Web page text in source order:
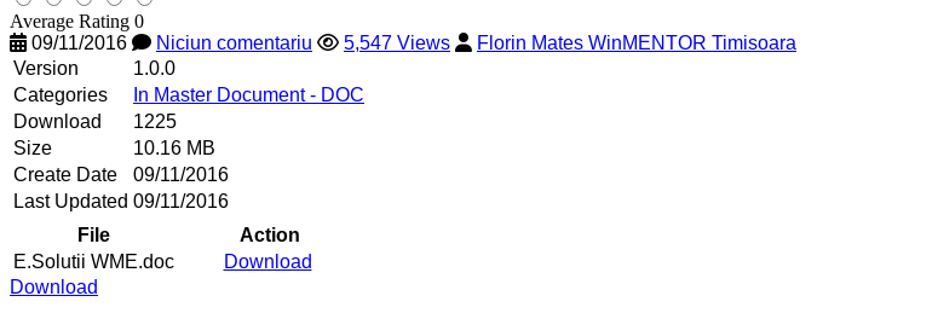
Average Rating 0
09/11/2016
Niciun comentariu 5,547 Views
Florin Mates WinMENTOR Timisoara
Version
1.0.0
Categories
In Master Document - DOC
Download
1225
Size
10.16 MB
Create Date
09/11/2016
Last Updated 09/11/2016
File
Action
E.Solutii WME.doc
Download
Download